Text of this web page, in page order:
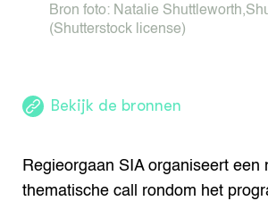
Bron foto: Natalie Shuttleworth,
(Shutterstock license)
Bekijk de bronnen
Regieorgaan SIA organiseert een
thematische call rondom het